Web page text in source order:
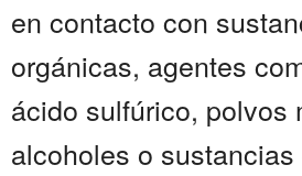
en contacto con
orgánicas, agentes
ácido sulfúrico, polvos
alcoholes o